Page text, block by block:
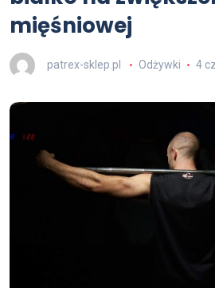
mięśniowej
patrex-sklep.pl Odżywki 4